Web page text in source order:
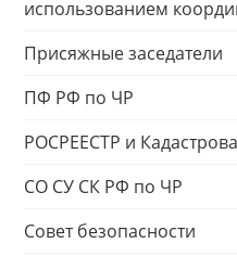
использованием
Присяжные заседатели
ПФ РФ по ЧР
РОСРЕЕСТР и
СО СУ СК РФ по ЧР
Совет безопасности